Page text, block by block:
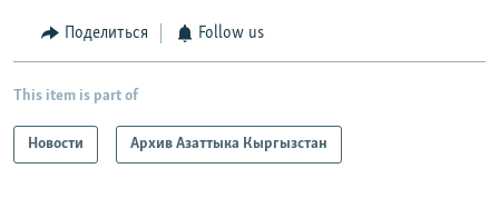
Поделиться Follow us
This item is part of
Новости Архив Азаттыка Кыргызстан